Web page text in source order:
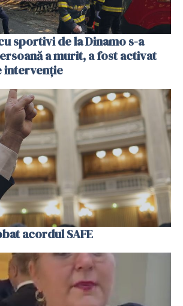
sportivi de la Dinamo s-a
a murit, a fost activat
intervenție
acordul SAFE